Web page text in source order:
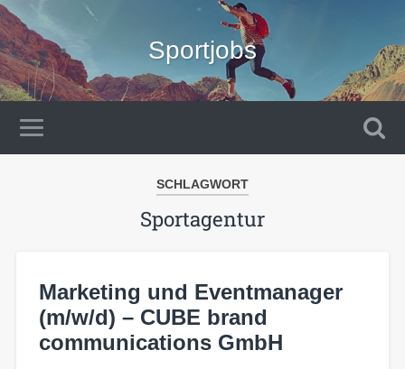
Sportjobs
SCHLAGWORT
Sportagentur
Marketing und Eventmanager
(m/w/d) – CUBE brand
communications GmbH